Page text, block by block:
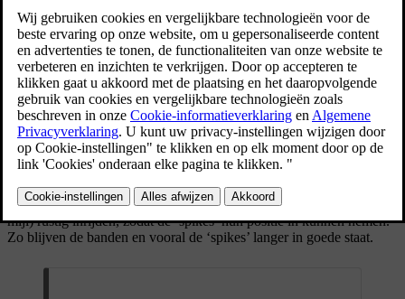
Bijgewerkt 28-10-2024
banden.
Maten
Wanneer je met winterbanden rijdt, is het belangrijk dat alle vier de
banden van het juiste type zijn. Neem voor advies contact op met
een Volvo-dealer.
Banden met ‘spikes’
Winterbanden met ‘spikes’ moet je de eerste 500-1000 km ((300-600
mijl) rustig inrijden, zodat de ‘spikes’ hun positie in kunnen nemen.
Zo blijven de banden en vooral de ‘spikes’ langer in goede staat.